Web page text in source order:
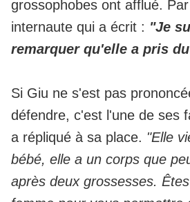
grossophobes ont afflué.
internaute qui a écrit : "Je
remarquer qu'elle a pris
Si Giu ne s'est pas
défendre, c'est l'une de ses
a répliqué à sa place. "Elle
bébé, elle a un corps que
après deux grossesses.